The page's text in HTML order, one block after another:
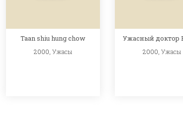
Taan shiu hung chow
2000, Ужасы
Ужасный доктор
2000, Ужасы